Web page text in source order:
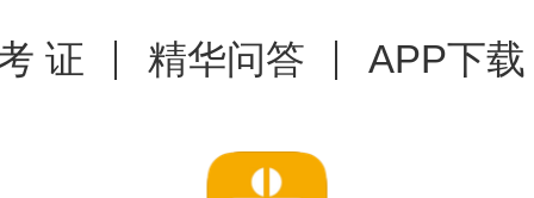
证
精华问答 APP下载